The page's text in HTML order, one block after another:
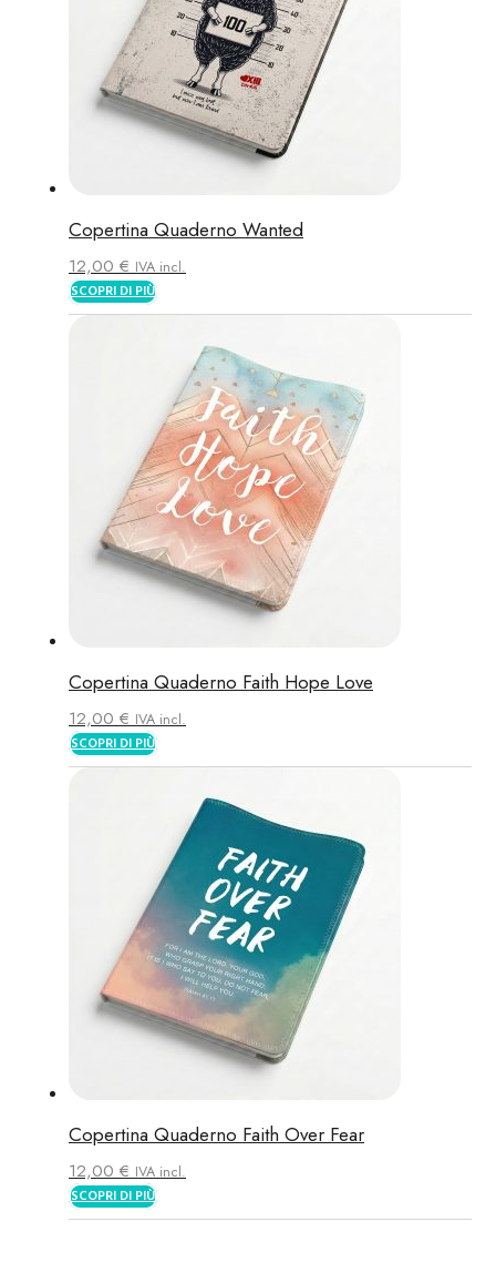
Copertina Quaderno Wanted
12,00 € IVA incl.
SCOPRI DI PIÙ
Copertina Quaderno Faith Hope Love
12,00 € IVA incl.
SCOPRI DI PIÙ
Copertina Quaderno Faith Over Fear
12,00 € IVA incl.
SCOPRI DI PIÙ